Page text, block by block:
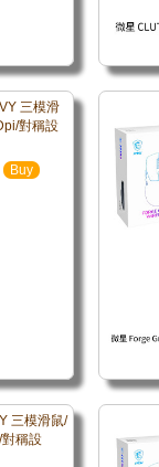
三模滑
對稱設
Buy
三模滑鼠/
稱設